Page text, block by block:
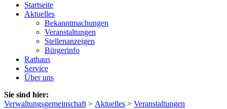
Startseite
Aktuelles
Bekanntmachungen
Veranstaltungen
Stellenanzeigen
Bürgerinfo
Rathaus
Service
Über uns
Sie sind hier:
Verwaltungsgemeinschaft > Aktuelles > Veranstaltungen